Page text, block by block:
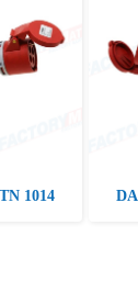
1014